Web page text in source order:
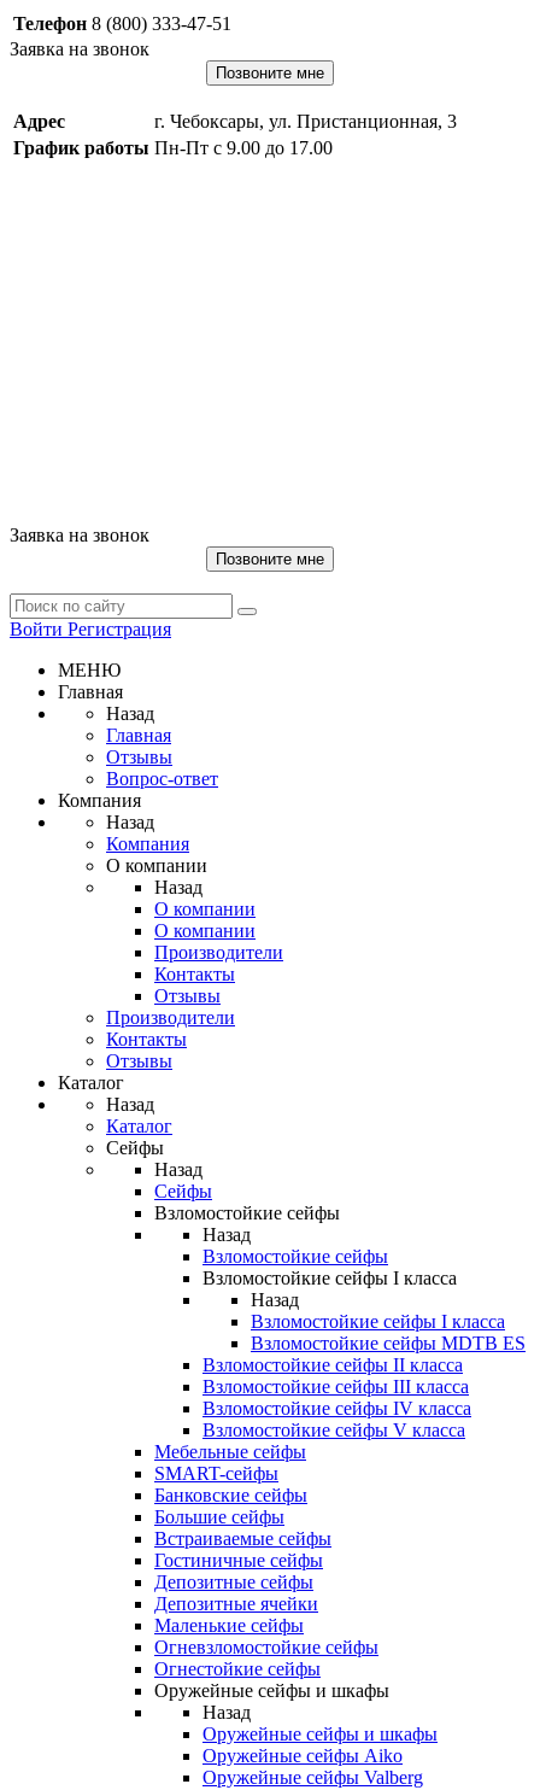
Телефон 8 (800) 333-47-51
Заявка на звонок
Позвоните мне
Адрес
г. Чебоксары, ул. Пристанционная, 3
График работы Пн-Пт с 9.00 до 17.00
Заявка на звонок
Позвоните мне
Войти Регистрация
МЕНЮ
Главная
Назад
Главная
Отзывы
Вопрос-ответ
Компания
Назад
Компания
О компании
Назад
О компании
О компании
Производители
Контакты
Отзывы
Производители
Контакты
Отзывы
Каталог
Назад
Каталог
Сейфы
Назад
Сейфы
Взломостойкие сейфы
Назад
Взломостойкие сейфы
Взломостойкие сейфы I класса
Назад
Взломостойкие сейфы I класса
Взломостойкие сейфы MDTB ES
Взломостойкие сейфы II класса
Взломостойкие сейфы III класса
Взломостойкие сейфы IV класса
Взломостойкие сейфы V класса
Мебельные сейфы
SMART-сейфы
Банковские сейфы
Большие сейфы
Встраиваемые сейфы
Гостиничные сейфы
Депозитные сейфы
Депозитные ячейки
Маленькие сейфы
Огневзломостойкие сейфы
Огнестойкие сейфы
Оружейные сейфы и шкафы
Назад
Оружейные сейфы и шкафы
Оружейные сейфы Aiko
Оружейные сейфы Valberg